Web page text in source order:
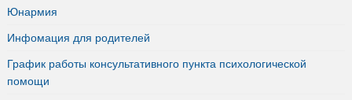
Юнармия
Инфомация для родителей
График работы консультативного пункта психологической
помощи